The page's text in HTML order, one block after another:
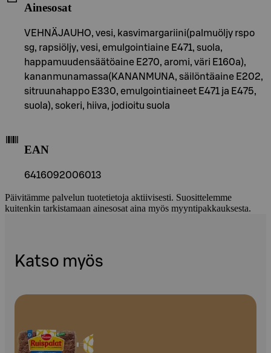
Ainesosat
VEHNÄJAUHO, vesi, kasvimargariini(palmuöljy rspo
sg, rapsiöljy, vesi, emulgointiaine E471, suola,
happamuudensäätöaine E270, aromi, väri E160a),
kananmunamassa(KANANMUNA, säilöntäaine E202,
sitruunahappo E330, emulgointiaineet E471 ja E475,
suola), sokeri, hiiva, jodioitu suola
EAN
6416092006013
Päivitämme palvelun tuotetietoja aktiivisesti. Suosittelemme
kuitenkin tarkistamaan ainesosat aina myös myyntipakkauksesta.
Katso myös